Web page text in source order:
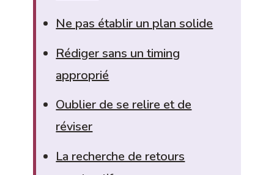
Ne pas établir un plan solide
Rédiger sans un timing
approprié
Oublier de se relire et de
réviser
La recherche de retours